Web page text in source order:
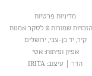
מדיניות פרטיות
שמורות © לסקר אמנות
קיר, יד בן-צבי, ירושלים
אפיון ופיתוח: אטי
הדר
עיצוב: IRITA